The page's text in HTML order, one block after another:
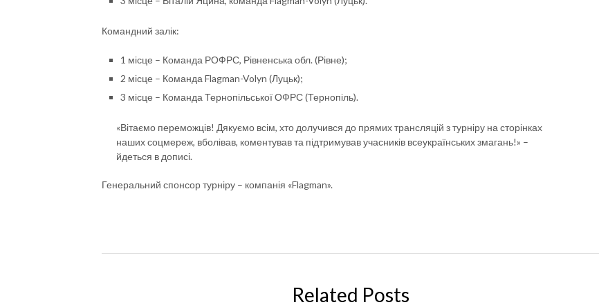
Командний залік:
1 місце – Команда РОФРС, Рівненська обл. (Рівне);
2 місце – Команда Flagman-Volyn (Луцьк);
3 місце – Команда Тернопільської ОФРС (Тернопіль).
«Вітаємо переможців! Дякуємо всім, хто долучився до прямих трансляцій з турніру на сторінках
наших соцмереж, вболівав, коментував та підтримував учасників всеукраїнських змагань!» –
йдеться в дописі.
Генеральний спонсор турніру – компанія «Flagman».
Related Posts